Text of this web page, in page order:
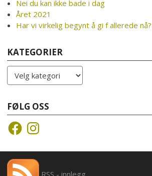
Nei du kan ikke bade i dag
Året 2021
Har vi virkelig begynt å gi f allerede nå?
KATEGORIER
Kategorier
FØLG OSS
FacebookInstagram